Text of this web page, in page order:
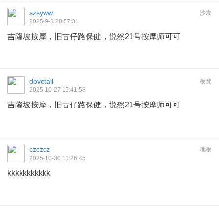
沙发
szsyww
2025-9-3 20:57:31
吉隆坡按摩，旧古仔路保健，悦然21号按摩师可可
板凳
dovetail
2025-10-27 15:41:58
吉隆坡按摩，旧古仔路保健，悦然21号按摩师可可
地板
czczcz
2025-10-30 10:26:45
kkkkkkkkkkk